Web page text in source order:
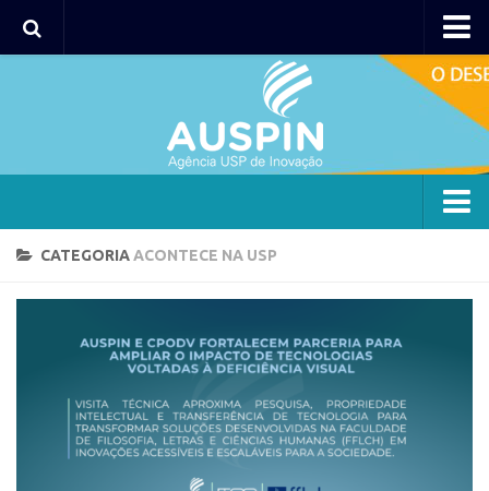
Polos
Polo Capital
Polo Lorena
Polo Ribeirão Preto
Polo São Carlos
Programas
Bolsa 2025
Agency
Coordenação
Polos
Polo Capital
CATEGORIAACONTECE NA USP